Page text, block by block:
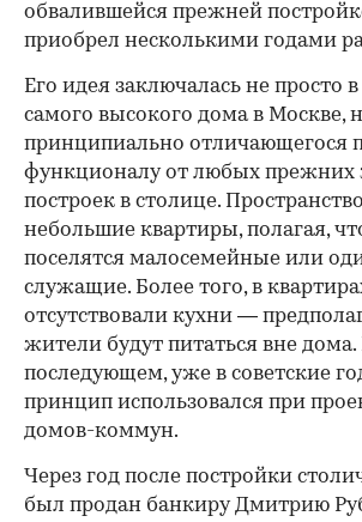
обвалившейся прежней
приобрел несколькими годами
Его идея заключалась не просто
самого высокого дома в Москве,
принципиально отличающегося
функционалу от любых
построек в столице.
небольшие квартиры, полагая,
поселятся малосемейные или
служащие. Более того, в
отсутствовали кухни —
жители будут питаться вне дома.
последующем, уже в советские
принцип использовался при
домов-коммун.
Через год после постройки
был продан банкиру Дмитрию